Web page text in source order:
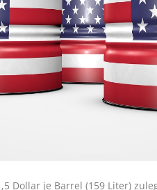
Dollar je Barrel (159 Liter)